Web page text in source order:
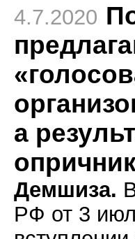
4.7.2020
а
Демшиза.
РФ от 3